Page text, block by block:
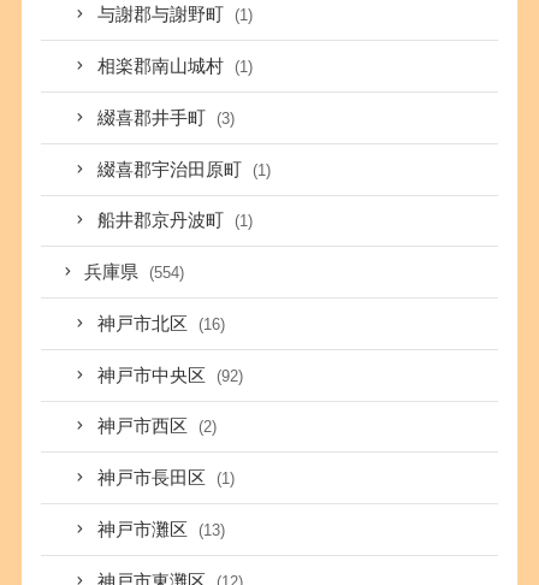
与謝郡与謝野町 (1)
相楽郡南山城村 (1)
綴喜郡井手町 (3)
綴喜郡宇治田原町 (1)
船井郡京丹波町 (1)
兵庫県 (554)
神戸市北区 (16)
神戸市中央区 (92)
神戸市西区 (2)
神戸市長田区 (1)
神戸市灘区 (13)
神戸市東灘区